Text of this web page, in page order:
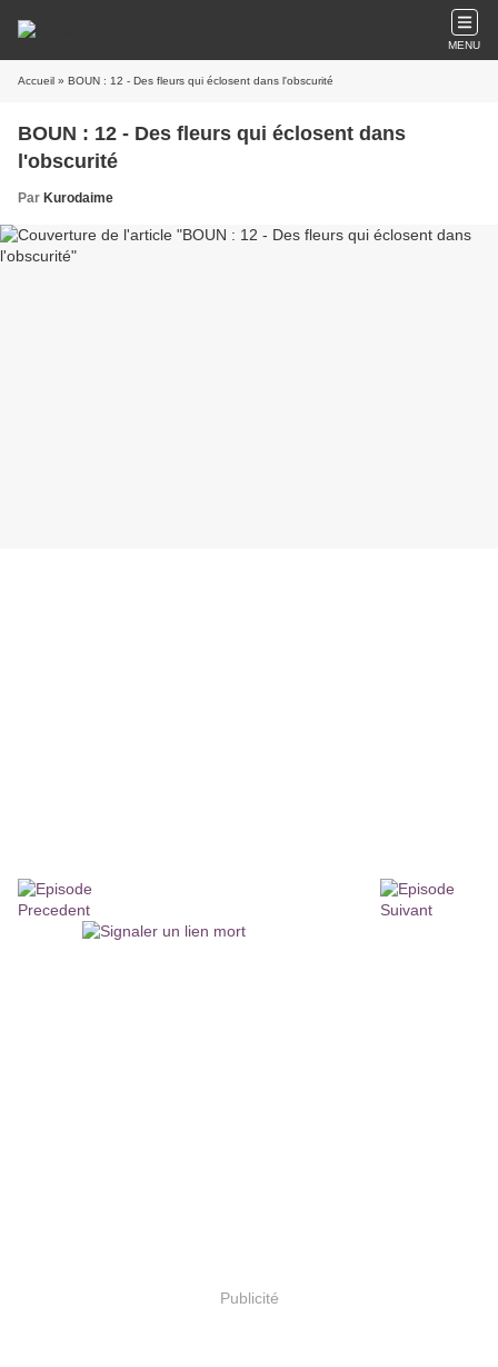
MENU
Accueil » BOUN : 12 - Des fleurs qui éclosent dans l'obscurité
BOUN : 12 - Des fleurs qui éclosent dans
l'obscurité
Par Kurodaime
Publicité